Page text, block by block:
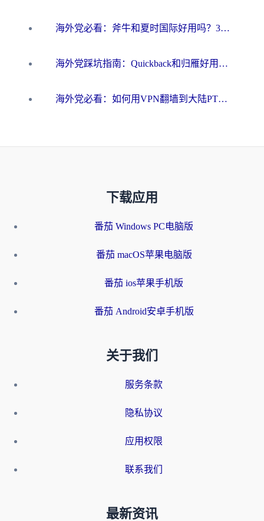
海外党必看：斧牛和夏时国际好用吗？3步选对回国加速器，无缝刷国内资源
海外党踩坑指南：Quickback和归雁好用吗？选对加速器才能无缝刷国内资源
海外党必看：如何用VPN翻墙到大陆PTT？一篇解决你所有回国加速痛点
下载应用
番茄 Windows PC电脑版
番茄 macOS苹果电脑版
番茄 ios苹果手机版
番茄 Android安卓手机版
关于我们
服务条款
隐私协议
应用权限
联系我们
最新资讯